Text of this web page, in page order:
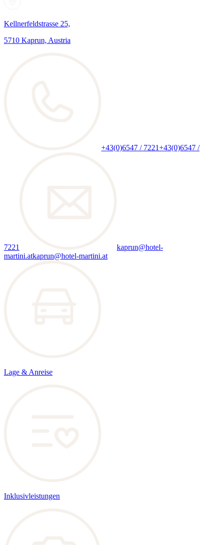
Kellnerfeldstrasse 25,
5710 Kaprun, Austria
+43(0)6547 / 7221+43(0)6547 /
7221
kaprun@hotel-
martini.atkaprun@hotel-martini.at
Lage & Anreise
Inklusivleistungen